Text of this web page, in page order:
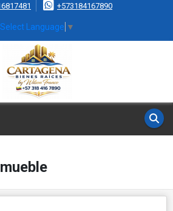
+573184167890
Select Language ▼